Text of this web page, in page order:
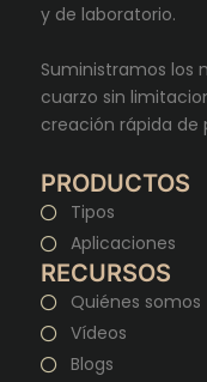
y de laboratorio.
Suministramos los
cuarzo sin
creación rápida de
PRODUCTOS
Tipos
Aplicaciones
RECURSOS
Quiénes somos
Vídeos
Blogs